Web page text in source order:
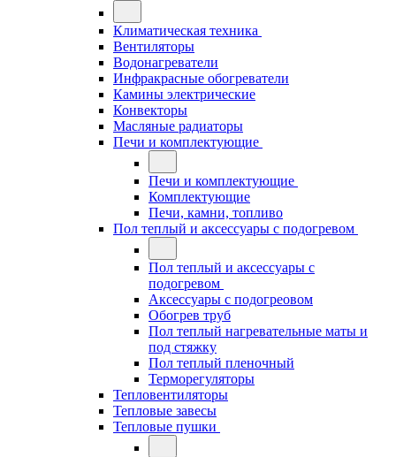
Климатическая техника
Вентиляторы
Водонагреватели
Инфракрасные обогреватели
Камины электрические
Конвекторы
Масляные радиаторы
Печи и комплектующие
Печи и комплектующие
Комплектующие
Печи, камни, топливо
Пол теплый и аксессуары с подогревом
Пол теплый и аксессуары с
подогревом
Аксессуары с подогреовом
Обогрев труб
Пол теплый нагревательные маты и
под стяжку
Пол теплый пленочный
Терморегуляторы
Тепловентиляторы
Тепловые завесы
Тепловые пушки